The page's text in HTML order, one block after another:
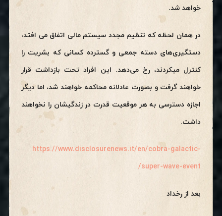
خواهد شد.
در همان لحظه که تنظیم مجدد سیستم مالی اتفاق می افتد،
دستگیری‌های دسته جمعی و گسترده کسانی که بشریت را
کنترل میکردند، رخ می‌دهد. این افراد تحت بازداشت قرار
خواهند گرفت و بصورت عادلانه محاکمه خواهند شد، اما دیگر
اجازه دسترسی به هر موقعیت قدرت در زندگیشان را نخواهند
داشت.
https://www.disclosurenews.it/en/cobra-galactic-
super-wave-event/
بعد از رخداد